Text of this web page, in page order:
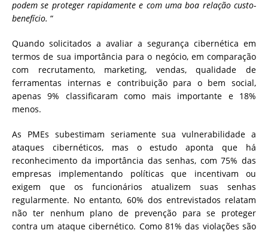
podem se proteger rapidamente e com uma boa relação custo-
benefício. “
Quando solicitados a avaliar a segurança cibernética em
termos de sua importância para o negócio, em comparação
com recrutamento, marketing, vendas, qualidade de
ferramentas internas e contribuição para o bem social,
apenas 9% classificaram como mais importante e 18%
menos.
As PMEs subestimam seriamente sua vulnerabilidade a
ataques cibernéticos, mas o estudo aponta que há
reconhecimento da importância das senhas, com 75% das
empresas implementando políticas que incentivam ou
exigem que os funcionários atualizem suas senhas
regularmente. No entanto, 60% dos entrevistados relatam
não ter nenhum plano de prevenção para se proteger
contra um ataque cibernético. Como 81% das violações são